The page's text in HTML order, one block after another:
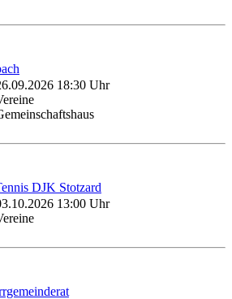
18:30 Uhr
DJK Stotzard
13:00 Uhr